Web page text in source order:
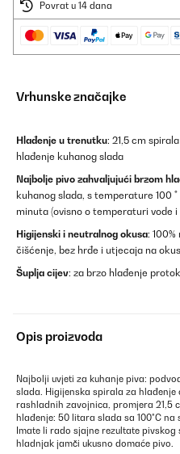
Povrat u 14 dana
Vrhunske značajke
Hlađenje u trenutku: 21,5 cm
hlađenje kuhanog slada
Najbolje pivo zahvaljujući brzom
kuhanog slada, s temperature 100
minuta (ovisno o temperaturi vode
Higijenski i neutralnog okusa:
čišćenje, bez hrđe i utjecaja na
Šuplja cijev: za brzo hlađenje
Opis proizvoda
Najbolji uvjeti za kuhanje piva:
slada. Higijenska spirala za hlađenje
rashladnih zavojnica, promjera 21,5
hlađenje: 50 litara slada sa 100°C
Imate li rado sjajne rezultate
hladnjak jamči ukusno domaće pivo.